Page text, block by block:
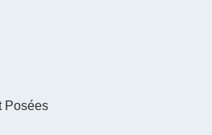
Posées